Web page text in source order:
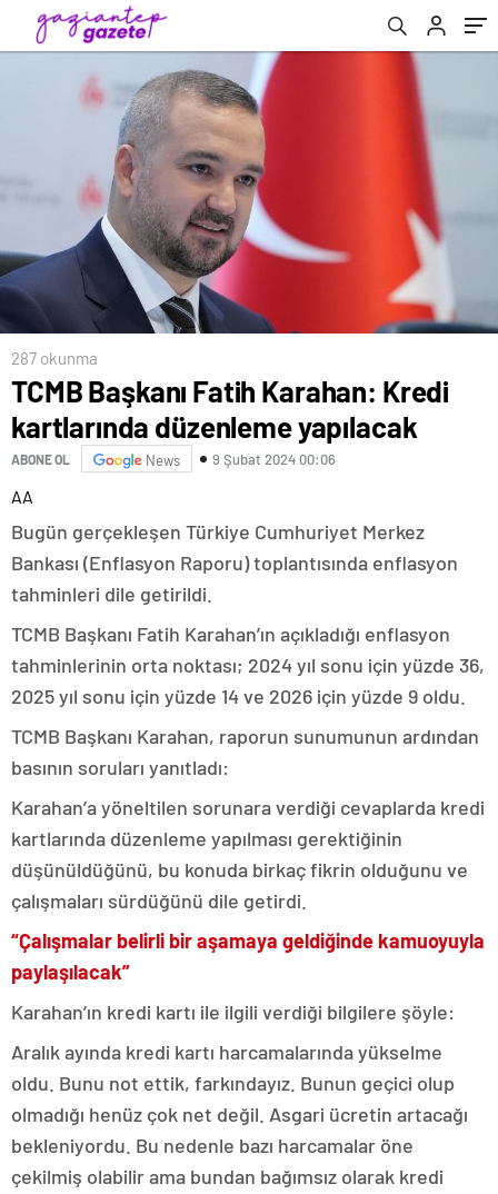
287 okunma
TCMB Başkanı Fatih Karahan: Kredi
kartlarında düzenleme yapılacak
ABONE OL News 9 Şubat 2024 00:06
AA
Bugün gerçekleşen Türkiye Cumhuriyet Merkez
Bankası (Enflasyon Raporu) toplantısında enflasyon
tahminleri dile getirildi.
TCMB Başkanı Fatih Karahan’ın açıkladığı enflasyon
tahminlerinin orta noktası; 2024 yıl sonu için yüzde 36,
2025 yıl sonu için yüzde 14 ve 2026 için yüzde 9 oldu.
TCMB Başkanı Karahan, raporun sunumunun ardından
basının soruları yanıtladı:
Karahan’a yöneltilen sorunara verdiği cevaplarda kredi
kartlarında düzenleme yapılması gerektiğinin
düşünüldüğünü, bu konuda birkaç fikrin olduğunu ve
çalışmaları sürdüğünü dile getirdi.
“Çalışmalar belirli bir aşamaya geldiğinde kamuoyuyla
paylaşılacak”
Karahan’ın kredi kartı ile ilgili verdiği bilgilere şöyle:
Aralık ayında kredi kartı harcamalarında yükselme
oldu. Bunu not ettik, farkındayız. Bunun geçici olup
olmadığı henüz çok net değil. Asgari ücretin artacağı
bekleniyordu. Bu nedenle bazı harcamalar öne
çekilmiş olabilir ama bundan bağımsız olarak kredi